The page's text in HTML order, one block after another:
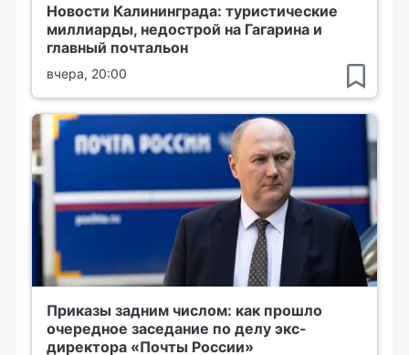
Новости Калининграда: туристические
миллиарды, недострой на Гагарина и
главный почтальон
вчера, 20:00
Приказы задним числом: как прошло
очередное заседание по делу экс-
директора «Почты России»